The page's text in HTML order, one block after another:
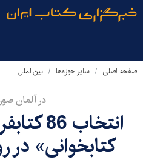
صفحه اصلی سایر حوزه‌ها بین‌الملل
در آلمان
انتخاب
کتابخوانی» در